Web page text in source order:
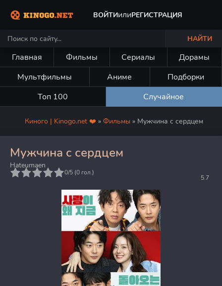
ВОЙТИилиРЕГИСТРАЦИЯ
НАЙТИ
Главная Фильмы Сериалы
Дорамы
Мультфильмы
Аниме
Подборки
Топ 100
Случайное
Киного | Kinogo.net ❤️ » Фильмы » Мужчина с сердцем
Мужчина с сердцем
Hateumaen
5.7
0/5 (0 гол.)